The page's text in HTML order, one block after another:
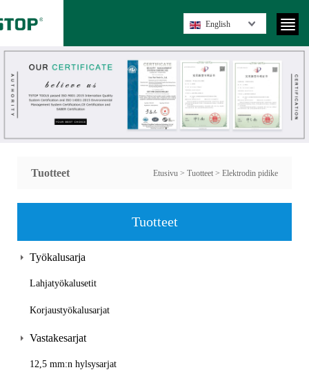
English
Tuotteet Etusivu > Tuotteet > Elektrodin pidike
Tuotteet
Työkalusarja
Lahjatyökalusetit
Korjaustyökalusarjat
Vastakesarjat
12,5 mm:n hylsysarjat